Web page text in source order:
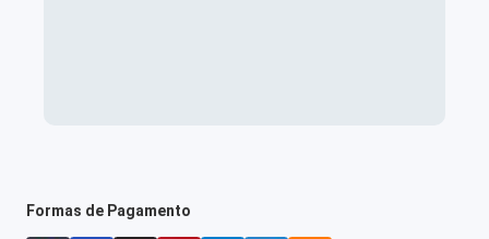
Formas de Pagamento